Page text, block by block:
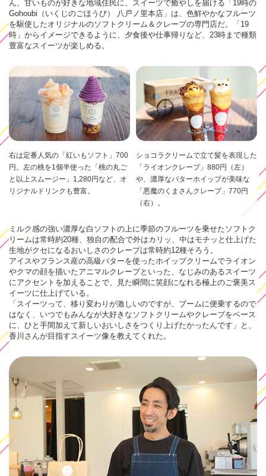
ん、甘いものが好きな地域住民に、スイーツで癒やしを届ける「19時の
Gohoubi（いくじのごほうび） 八戸ノ里本店」は、色鮮やかなフルーツ
を駆使したオリジナルのソフトクリーム＆クレープの専門店だ。「19
時」からイメージできるように、夕食後や仕事帰りなど、23時まで種類
豊富なスイーツが楽しめる。
右は定番人気の「紅いもソフト」700
円。左の桃を1個半使った「桃の丸ご
と以上スムージー」1,280円など、オ
リジナルドリンクも豊富。
ショコラクリームで立て髪を表現した
「ライオンクレープ」880円（左）
や、濃厚なバターホイップが美味な
「悪魔のくまさんクレープ」770円
（右）。
ミルク感の強い濃厚な白ソフトの上に季節のフルーツを乗せたソフトク
リームは常時約20種、独自の配合で外はカリッ、中はモチッと仕上げた
生地がクセになるおいしさのクレープは常時約12種そろう。
アイスやフランス産の高級バターを使ったホイップクリームでライオン
やクマの顔を描いたアニマルクレープといった、なじみのあるスイーツ
にアクセントを加えることで、見た瞬間に笑顔になれる極上のご褒美ス
イーツに仕上げている。
「スイーツって、移り変わりが激しいのですが、ブームに便乗するので
はなく、いつでもみんなが大好きなソフトクリームやクレープをベース
に、ひと手間加えて新しいおいしさをつくり上げたかったんです」と、
香川さんが目指すスイーツ像を教えてくれた。